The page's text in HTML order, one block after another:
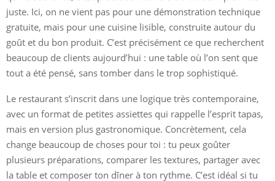
juste. Ici, on ne vient pas pour une démonstration technique
gratuite, mais pour une cuisine lisible, construite autour du
goût et du bon produit. C’est précisément ce que recherchent
beaucoup de clients aujourd’hui : une table où l’on sent que
tout a été pensé, sans tomber dans le trop sophistiqué.
Le restaurant s’inscrit dans une logique très contemporaine,
avec un format de petites assiettes qui rappelle l’esprit tapas,
mais en version plus gastronomique. Concrètement, cela
change beaucoup de choses pour toi : tu peux goûter
plusieurs préparations, comparer les textures, partager avec
la table et composer ton dîner à ton rythme. C’est idéal si tu